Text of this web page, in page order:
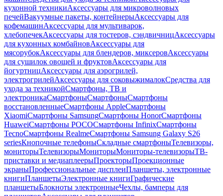
кухонной техникиАксессуары для микроволновых
печейВакуумные пакеты, контейнерыАксессуары для
кофемашинАксессуары для мультиварок,
хлебопечекАксессуары для тостеров, сэндвичницАксессуары
для кухонных комбайновАксессуары для
мясорубокАксессуары для блендеров, миксеровАксессуары
для сушилок овощей и фруктовАксессуары для
йогуртницАксессуары для аэрогрилей,
электрогрилейАксессуары для соковыжималокСредства для
ухода за техникойСмартфоны, ТВ и
электроникаСмартфоныСмартфоныСмартфоны
восстановленныеСмартфоны AppleСмартфоны
XiaomiСмартфоны SamsungСмартфоны HonorСмартфоны
HuaweiСмартфоны POCOСмартфоны InfinixСмартфоны
TecnoСмартфоны RealmeСмартфоны Samsung Galaxy S26
seriesКнопочные телефоныСкладные смартфоныТелевизоры,
мониторыТелевизорыМониторыМониторы-телевизорыТВ-
приставки и медиаплеерыПроекторыПроекционные
экраныПрофессиональные дисплеиПланшеты, электронные
книгиПланшетыЭлектронные книгиГрафические
планшетыБлокноты электронныеЧехлы, бамперы для